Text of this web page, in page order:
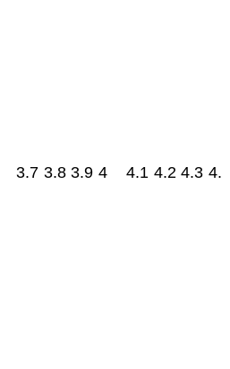
3.7 3.8 3.9 4 4.1 4.2 4.3 4.4